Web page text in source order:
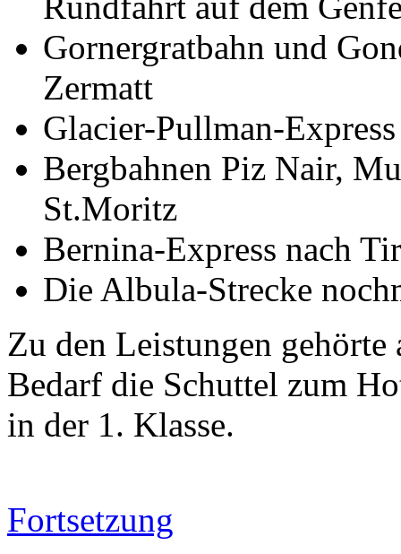
Gornergratbahn und
Zermatt
Glacier-Pullman-
Bergbahnen Piz Nair,
St.Moritz
Bernina-Express nach
Die Albula-Strecke
Zu den Leistungen
Bedarf die Schuttel zum
in der 1. Klasse.
Fortsetzung